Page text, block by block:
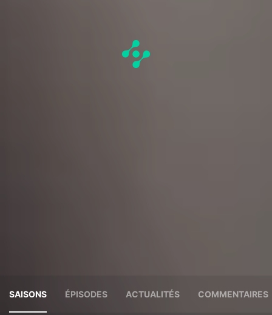
SAISONS ÉPISODES ACTUALITÉS COMMENTAIRES